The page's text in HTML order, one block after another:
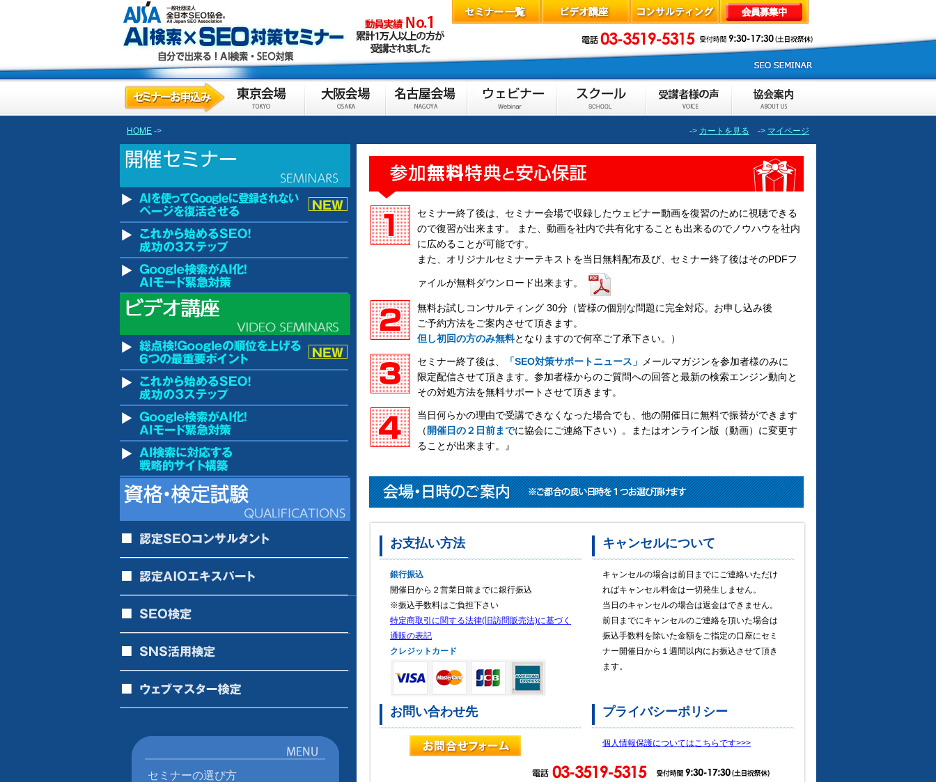
HOME -> -> カートを見る -> マイページ
セミナー終了後は、セミナー会場で収録したウェビナー動画を復習のために視聴できる
ので復習が出来ます。 また、動画を社内で共有化することも出来るのでノウハウを社内
に広めることが可能です。
また、オリジナルセミナーテキストを当日無料配布及び、セミナー終了後はそのPDFフ
ァイルが無料ダウンロード出来ます。
無料お試しコンサルティング 30分（皆様の個別な問題に完全対応。お申し込み後
ご予約方法をご案内させて頂きます。
但し初回の方のみ無料となりますので何卒ご了承下さい。）
セミナー終了後は、 「SEO対策サポートニュース」
メールマガジンを参加者様のみに
限定配信させて頂きます。参加者様からのご質問への回答と最新の検索エンジン動向と
その対処方法を無料サポートさせて頂きます。
当日何らかの理由で受講できなくなった場合でも、他の開催日に無料で振替ができます
（ 開催日の２日前までに協会にご連絡下さい）。またはオンライン版（動画）に変更す
ることが出来ます。』
お支払い方法
銀行振込
開催日から２営業日前までに銀行振込
※振込手数料はご負担下さい
特定商取引に関する法律(旧訪問販売法)に基づく
通販の表記
クレジットカード
キャンセルについて
キャンセルの場合は前日までにご連絡いただけ
ればキャンセル料金は一切発生しません。
当日のキャンセルの場合は返金はできません。
前日までにキャンセルのご連絡を頂いた場合は
振込手数料を除いた金額をご指定の口座にセミ
ナー開催日から１週間以内にお振込させて頂き
ます。
お問い合わせ先 プライバシーポリシー
個人情報保護についてはこちらです>>>
セミナーの選び方